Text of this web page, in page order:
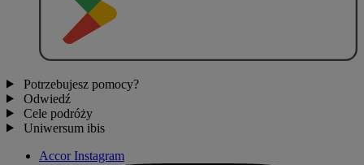
Potrzebujesz pomocy?
Odwiedź
Cele podróży
Uniwersum ibis
Accor Instagram